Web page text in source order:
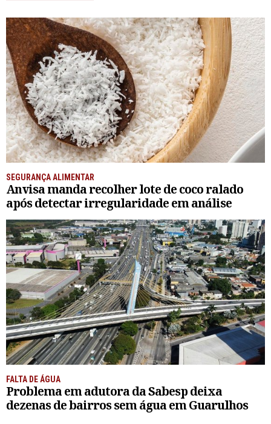
SEGURANÇA ALIMENTAR
Anvisa manda recolher lote de coco ralado
após detectar irregularidade em análise
FALTA DE ÁGUA
Problema em adutora da Sabesp deixa
dezenas de bairros sem água em Guarulhos